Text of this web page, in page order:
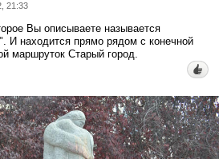
21:33
Вы описываете называется
И находится прямо рядом с конечной
маршруток Старый город.